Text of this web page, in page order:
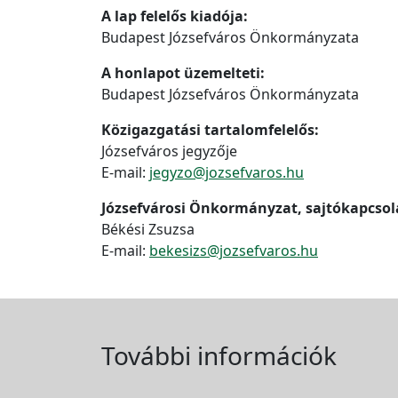
A lap felelős kiadója:
Budapest Józsefváros Önkormányzata
A honlapot üzemelteti:
Budapest Józsefváros Önkormányzata
Közigazgatási tartalomfelelős:
Józsefváros jegyzője
E-mail: jegyzo@jozsefvaros.hu
Józsefvárosi Önkormányzat,
Békési Zsuzsa
E-mail: bekesizs@jozsefvaros.hu
További információk